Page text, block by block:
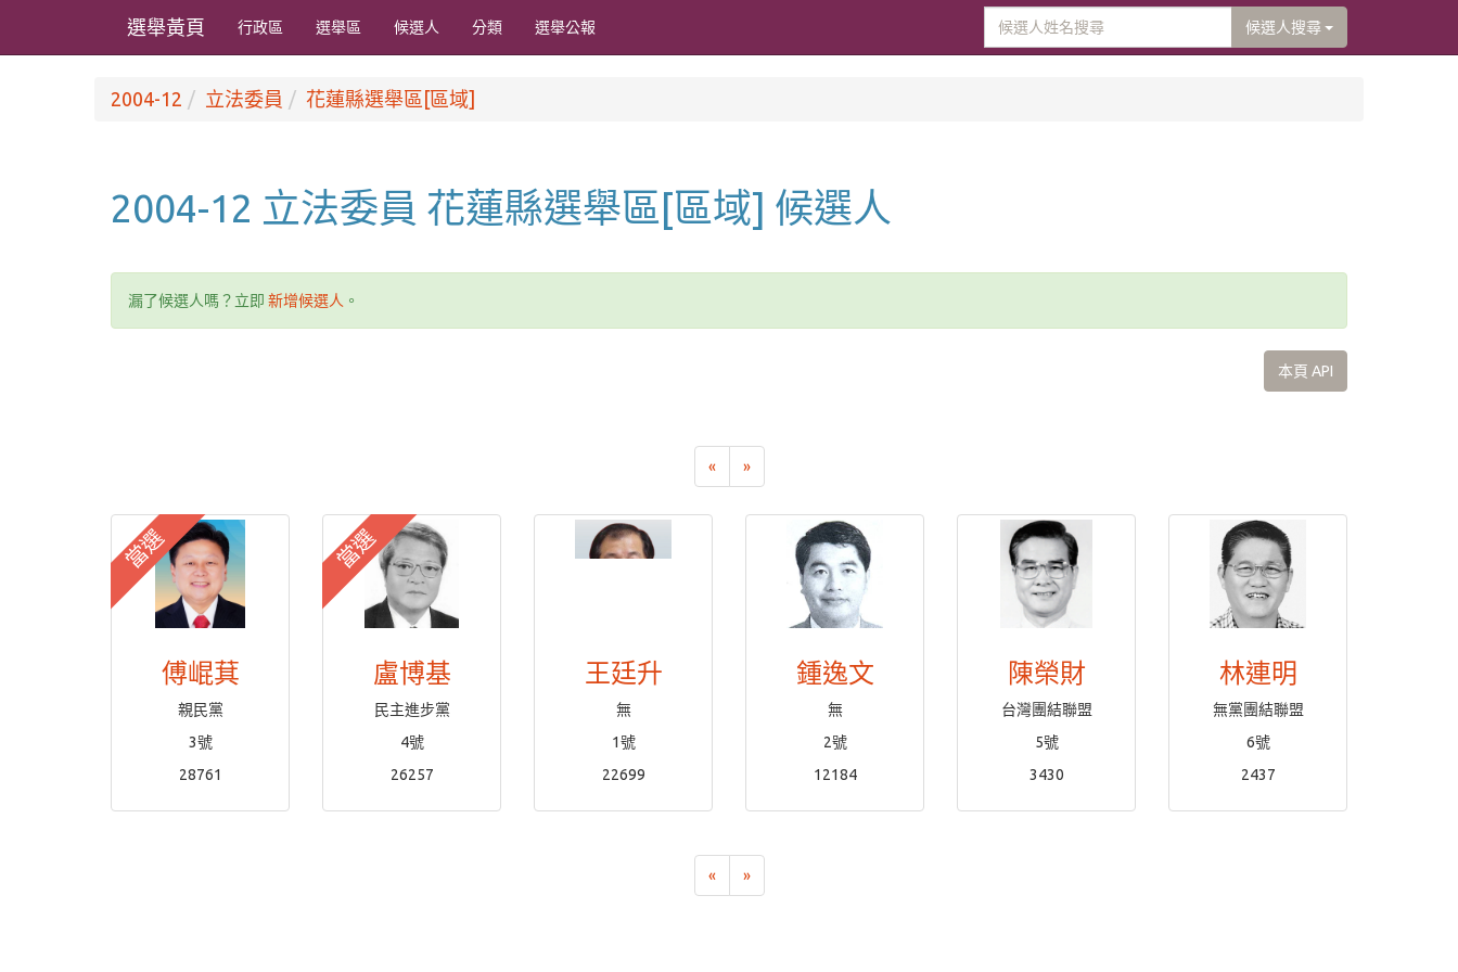
選舉黃頁 行政區 選舉區 候選人 分類 選舉公報 候選人搜尋
2004-12 立法委員 花蓮縣選舉區[區域]
2004-12 立法委員 花蓮縣選舉區[區域] 候選人
漏了候選人嗎？立即 新增候選人 。
本頁 API
« »
當選
傅崐萁
親民黨
3號
28761
當選
盧博基
民主進步黨
4號
26257
王廷升
無
1號
22699
鍾逸文
無
2號
12184
陳榮財
台灣團結聯盟
5號
3430
林連明
無黨團結聯盟
6號
2437
« »